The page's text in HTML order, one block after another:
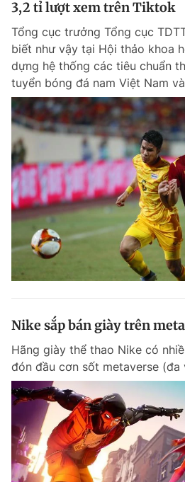
3,2 tỉ lượt xem trên Tiktok
Tổng cục trưởng Tổng cục
biết như vậy tại Hội thảo khoa
dựng hệ thống các tiêu chuẩn
tuyển bóng đá nam Việt Nam
Nike sắp bán giày trên
Hãng giày thể thao Nike có
đón đầu cơn sốt metaverse (đa